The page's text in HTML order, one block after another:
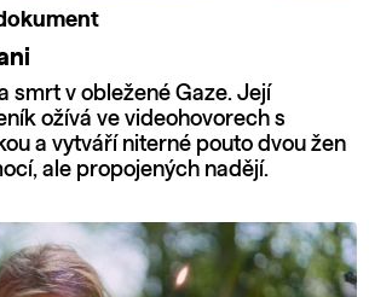
smrt v obležené Gaze. Její
ožívá ve videohovorech s
a vytváří niterné pouto dvou žen
ale propojených nadějí.